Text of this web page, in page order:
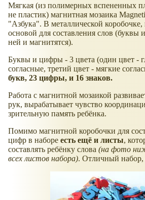
Мягкая (из полимерных вспененных
не пластик) магнитная мозаика
"Азбука". В металлической коробочке,
основой для составления слов
ней и магнитятся).
Буквы и цифры - 3 цвета (один цвет -
согласные, третий цвет - мягкие
букв, 23 цифры, и 16 знаков.
Работа с магнитной мозаикой
рук, вырабатывает чувство
зрительную память ребёнка.
Помимо магнитной коробочки для
цифр в наборе есть ещё и листы,
составлять ребёнку слова (на фото
всех листов набора). Отличный набор,